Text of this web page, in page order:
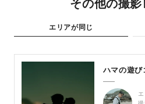
その他の撮影
エリアが同じ
ハマの遊び